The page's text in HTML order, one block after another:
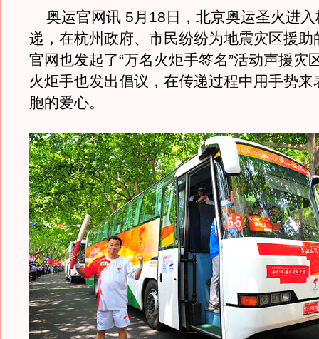
奥运官网讯 5月18日，北京奥运圣火进入
递，在杭州政府、市民纷纷为地震灾区援助
官网也发起了“万名火炬手签名”活动声援灾
火炬手也发出倡议，在传递过程中用手势来
胞的爱心。